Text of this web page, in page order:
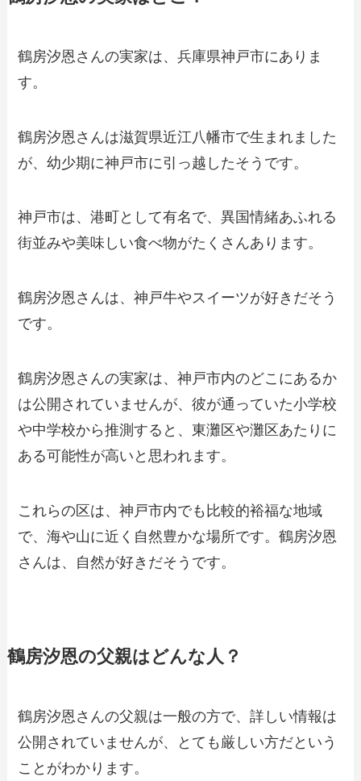
鶴房汐恩さんの実家は、兵庫県神戸市にありま
す。
鶴房汐恩さんは滋賀県近江八幡市で生まれました
が、幼少期に神戸市に引っ越したそうです。
神戸市は、港町として有名で、異国情緒あふれる
街並みや美味しい食べ物がたくさんあります。
鶴房汐恩さんは、神戸牛やスイーツが好きだそう
です。
鶴房汐恩さんの実家は、神戸市内のどこにあるか
は公開されていませんが、彼が通っていた小学校
や中学校から推測すると、東灘区や灘区あたりに
ある可能性が高いと思われます。
これらの区は、神戸市内でも比較的裕福な地域
で、海や山に近く自然豊かな場所です。鶴房汐恩
さんは、自然が好きだそうです。
鶴房汐恩の父親はどんな人？
鶴房汐恩さんの父親は一般の方で、詳しい情報は
公開されていませんが、とても厳しい方だという
ことがわかります。